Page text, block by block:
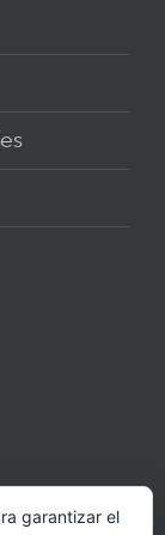
garantizar el